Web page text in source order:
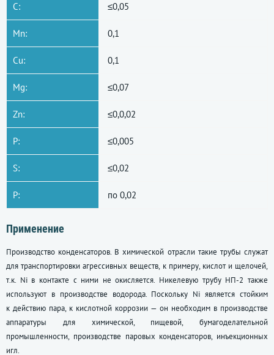
C: ≤0,05
Mn: 0,1
Cu: 0,1
Mg: ≤0,07
Zn: ≤0,0,02
P: ≤0,005
S: ≤0,02
P: по 0,02
Применение
Производство конденсаторов. В химической отрасли такие трубы служат
для транспортировки агрессивных веществ, к примеру, кислот и щелочей,
т.к. Ni в контакте с ними не окисляется. Никелевую трубу НП-2 также
используют в производстве водорода. Поскольку Ni является стойким
к действию пара, к кислотной коррозии — он необходим в производстве
аппаратуры для химической, пищевой, бумагоделательной
промышленности, производстве паровых конденсаторов, инъекционных
игл.